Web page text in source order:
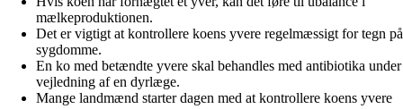
mælkeproduktionen.
Det er vigtigt at kontrollere koens yvere regelmæssigt for tegn på
sygdomme.
En ko med betændte yvere skal behandles med antibiotika under
vejledning af en dyrlæge.
Mange landmænd starter dagen med at kontrollere koens yvere